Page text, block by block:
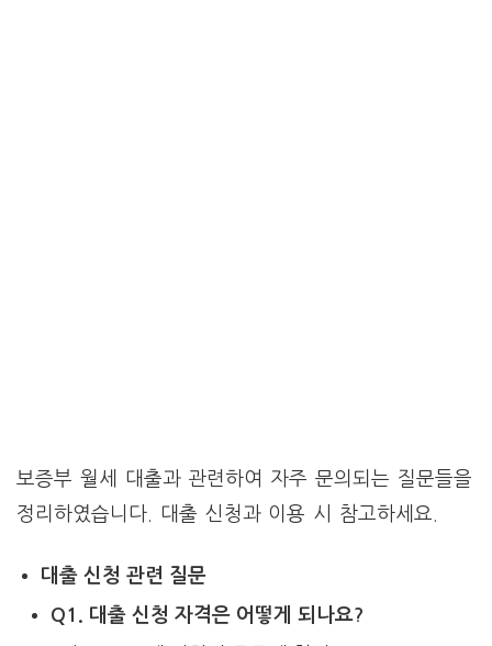
보증부 월세 대출과 관련하여 자주 문의되는 질문들을
정리하였습니다. 대출 신청과 이용 시 참고하세요.
대출 신청 관련 질문
Q1. 대출 신청 자격은 어떻게 되나요?